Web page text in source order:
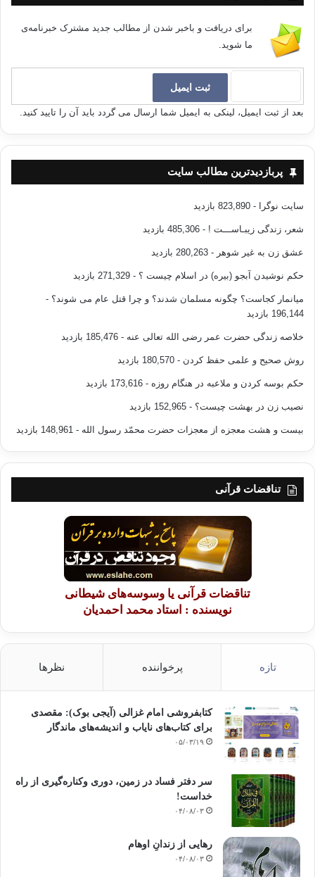
برای دریافت و باخبر شدن از مطالب جدید مشترک خبرنامه‌ی
ما شوید.
بعد از ثبت ایمیل، لینکی به ایمیل شما ارسال می گردد باید آن را تایید کنید.
پربازدیدترین مطالب سایت
سایت نوگرا - 823,890 بازدید
شعر، زندگی زیبـاســـت ! - 485,306 بازدید
عشق زن به غیر شوهر - 280,263 بازدید
حکم نوشیدن آبجو (بیره) در اسلام چیست ؟ - 271,329 بازدید
میانمار کجاست؟ چگونه مسلمان شدند؟ و چرا قتل عام می شوند؟ -
196,144 بازدید
خلاصه زندگی حضرت عمر رضی الله تعالی عنه - 185,476 بازدید
روش صحیح و علمی حفظ کردن - 180,570 بازدید
حکم بوسه کردن و ملاعبه در هنگام روزه - 173,616 بازدید
نصیب زن در بهشت چیست؟ - 152,965 بازدید
بیست و هشت معجزه از معجزات حضرت محمّد رسول الله - 148,961 بازدید
تناقضات قرآنی
تناقضات قرآنی یا وسوسه‌های شیطانی
نویسنده : استاد محمد احمدیان
تازه پرخواننده نظرها
کتابفروشی امام غزالی (آیجی بوک): مقصدی
برای کتاب‌های نایاب و اندیشه‌های ماندگار
۰۵/۰۳/۱۹
سر دفتر فساد در زمین‌، دوری وکناره‌گیری از راه
خداست‌!
۰۴/۰۸/۰۳
رهایی از زندانِ اوهام
۰۴/۰۸/۰۳